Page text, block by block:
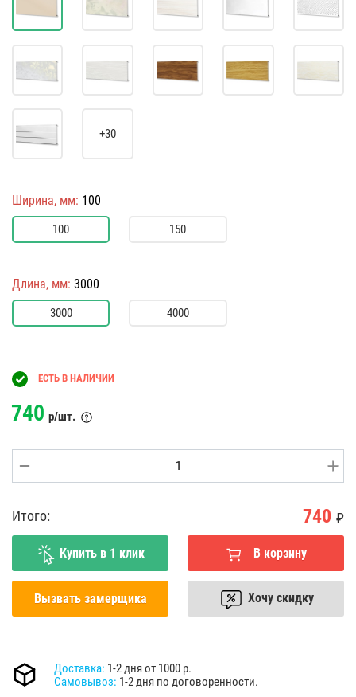
+30
Ширина, мм: 100
100 150
Длина, мм: 3000
3000 4000
ЕСТЬ В НАЛИЧИИ
740 р/шт.
Итого: 740 ₽
Купить в 1 клик В корзину
Вызвать замерщика Хочу скидку
Доставка: 1-2 дня от 1000 р.
Самовывоз: 1-2 дня по договоренности.